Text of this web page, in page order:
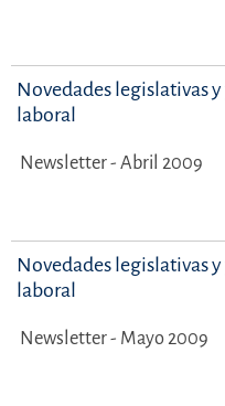
Novedades legislativas
laboral
Newsletter - Abril 2009
Novedades legislativas
laboral
Newsletter - Mayo 2009